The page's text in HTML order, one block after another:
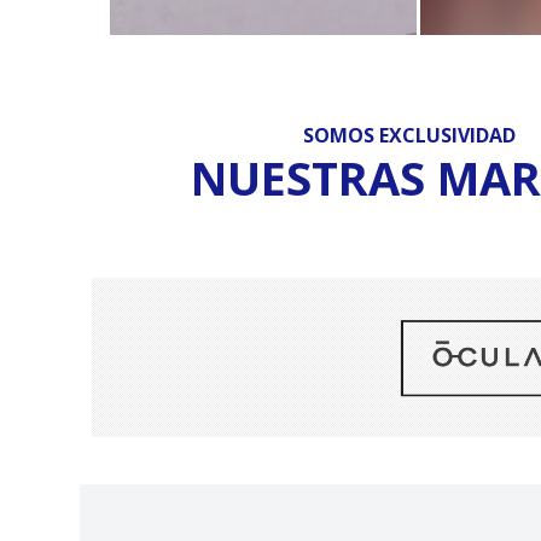
SOMOS EXCLUSIVIDAD
NUESTRAS